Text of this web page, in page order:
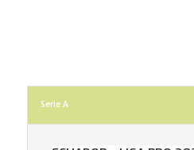
Serie A